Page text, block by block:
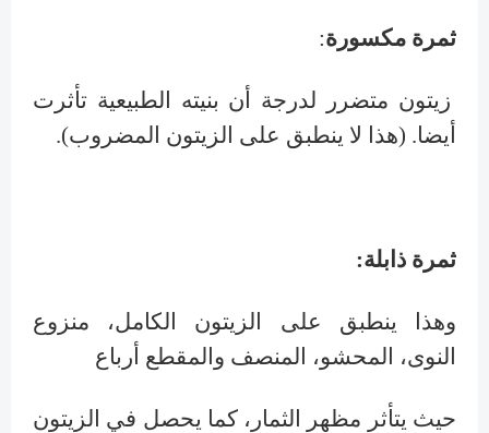
ثمرة مكسورة:
زيتون متضرر لدرجة أن بنيته الطبيعية تأثرت
أيضا. (هذا لا ينطبق على الزيتون المضروب).
ثمرة ذابلة:
وهذا ينطبق على الزيتون الكامل، منزوع
النوى، المحشو، المنصف والمقطع أرباع
حيث يتأثر مظهر الثمار، كما يحصل في الزيتون